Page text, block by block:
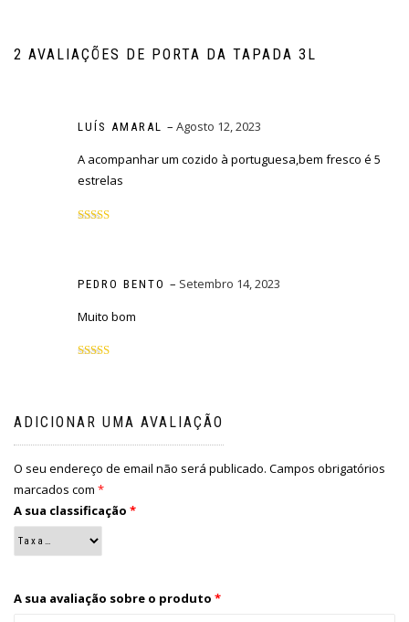
2 AVALIAÇÕES DE PORTA DA TAPADA 3L
LUÍS AMARAL – Agosto 12, 2023
A acompanhar um cozido à portuguesa,bem fresco é 5
estrelas
PEDRO BENTO – Setembro 14, 2023
Muito bom
ADICIONAR UMA AVALIAÇÃO
O seu endereço de email não será publicado. Campos obrigatórios
marcados com *
A sua classificação *
A sua avaliação sobre o produto *